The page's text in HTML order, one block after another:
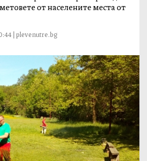
от населените места от
| plevenutre.bg